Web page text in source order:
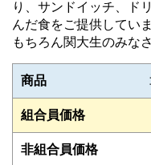
り、サンドイッチ、ド
んだ食をご提供していま
もちろん関大生のみな